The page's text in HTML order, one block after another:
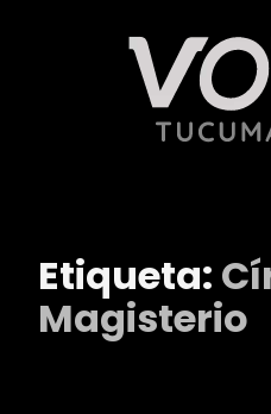
Etiqueta:
Magisterio